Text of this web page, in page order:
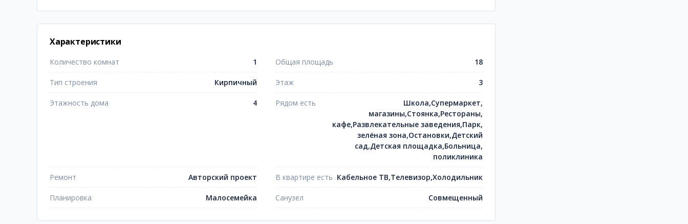
Характеристики
Количество комнат 1 Общая площадь 18
Тип строения Кирпичный Этаж 3
Этажность дома 4 Рядом есть
Школа,Супермаркет,
магазины,Стоянка,Рестораны,
кафе,Развлекательные заведения,Парк,
зелёная зона,Остановки,Детский
сад,Детская площадка,Больница,
поликлиника
Ремонт Авторский проект В квартире есть Кабельное ТВ,Телевизор,Холодильник
Планировка Малосемейка Санузел Совмещенный